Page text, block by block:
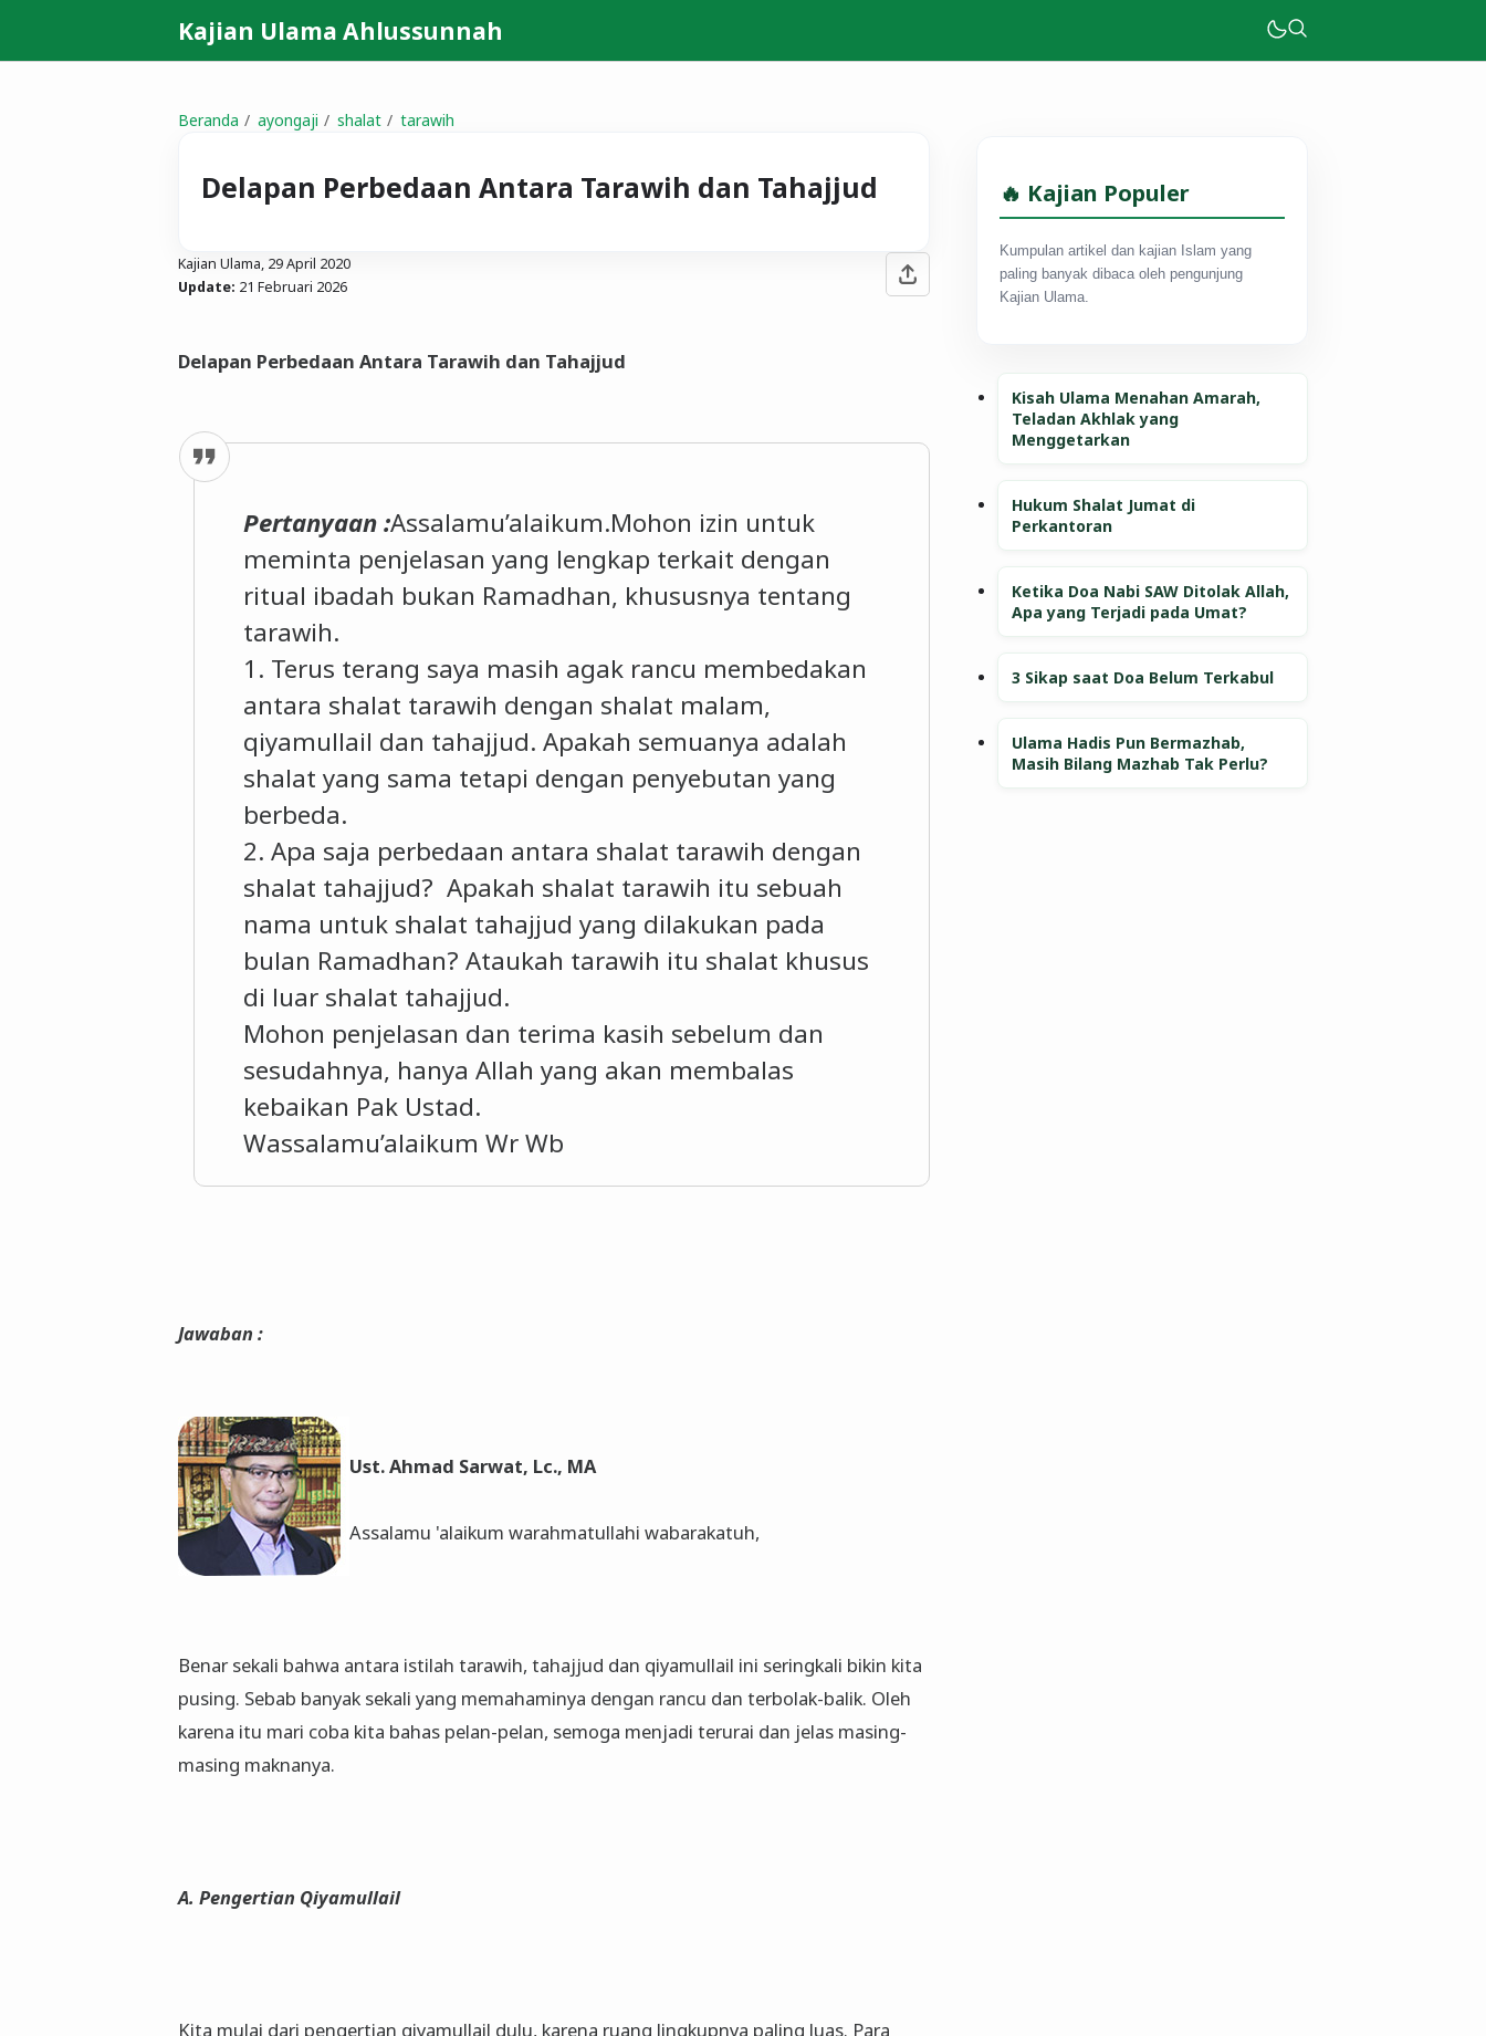
Kajian Ulama Ahlussunnah
Beranda ayongaji shalat tarawih
Delapan Perbedaan Antara Tarawih dan Tahajjud
Kajian Ulama, 29 April 2020
Update: 21 Februari 2026
Delapan Perbedaan Antara Tarawih dan Tahajjud
Pertanyaan :Assalamu’alaikum.Mohon izin untuk
meminta penjelasan yang lengkap terkait dengan
ritual ibadah bukan Ramadhan, khususnya tentang
tarawih.
1. Terus terang saya masih agak rancu membedakan
antara shalat tarawih dengan shalat malam,
qiyamullail dan tahajjud. Apakah semuanya adalah
shalat yang sama tetapi dengan penyebutan yang
berbeda.
2. Apa saja perbedaan antara shalat tarawih dengan
shalat tahajjud? Apakah shalat tarawih itu sebuah
nama untuk shalat tahajjud yang dilakukan pada
bulan Ramadhan? Ataukah tarawih itu shalat khusus
di luar shalat tahajjud.
Mohon penjelasan dan terima kasih sebelum dan
sesudahnya, hanya Allah yang akan membalas
kebaikan Pak Ustad.
Wassalamu’alaikum Wr Wb
Jawaban :
Ust. Ahmad Sarwat, Lc., MA
Assalamu 'alaikum warahmatullahi wabarakatuh,
Benar sekali bahwa antara istilah tarawih, tahajjud dan qiyamullail ini seringkali bikin kita
pusing. Sebab banyak sekali yang memahaminya dengan rancu dan terbolak-balik. Oleh
karena itu mari coba kita bahas pelan-pelan, semoga menjadi terurai dan jelas masing-
masing maknanya.
A. Pengertian Qiyamullail
Kita mulai dari pengertian qiyamullail dulu, karena ruang lingkupnya paling luas. Para
🔥 Kajian Populer
Kumpulan artikel dan kajian Islam yang
paling banyak dibaca oleh pengunjung
Kajian Ulama.
Kisah Ulama Menahan Amarah,
Teladan Akhlak yang
Menggetarkan
Hukum Shalat Jumat di
Perkantoran
Ketika Doa Nabi SAW Ditolak Allah,
Apa yang Terjadi pada Umat?
3 Sikap saat Doa Belum Terkabul
Ulama Hadis Pun Bermazhab,
Masih Bilang Mazhab Tak Perlu?